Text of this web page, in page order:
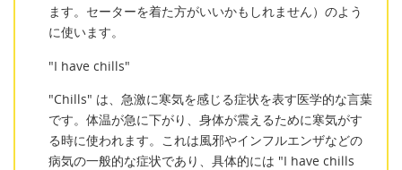
ます。セーターを着た方がいいかもしれません）のよう
に使います。
"I have chills"
"Chills" は、急激に寒気を感じる症状を表す医学的な言葉
です。体温が急に下がり、身体が震えるために寒気がす
る時に使われます。これは風邪やインフルエンザなどの
病気の一般的な症状であり、具体的には "I have chills